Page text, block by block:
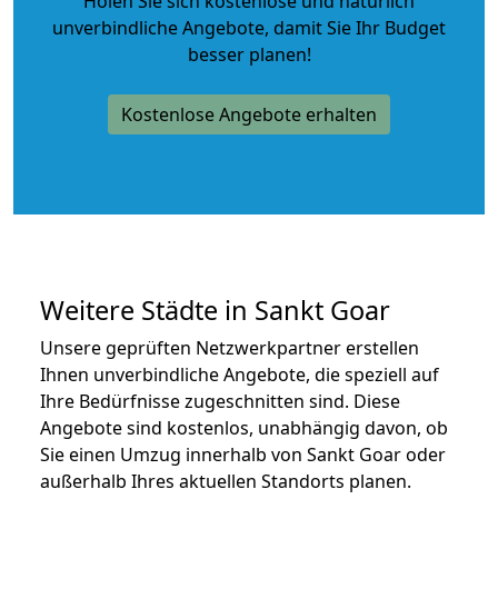
unverbindliche Angebote, damit Sie Ihr Budget
besser planen!
Kostenlose Angebote erhalten
Weitere Städte in Sankt Goar
Unsere geprüften Netzwerkpartner erstellen
Ihnen unverbindliche Angebote, die speziell auf
Ihre Bedürfnisse zugeschnitten sind. Diese
Angebote sind kostenlos, unabhängig davon, ob
Sie einen Umzug innerhalb von Sankt Goar oder
außerhalb Ihres aktuellen Standorts planen.